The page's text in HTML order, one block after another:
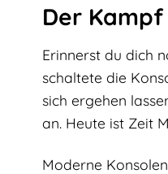
Der
Erinnerst du dich
schaltete die
sich ergehen
an. Heute ist Zeit
Moderne